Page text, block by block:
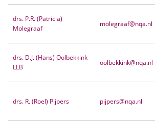
drs. P.R. (Patricia)
Molegraaf
molegraaf@nqa.nl
drs. D.J. (Hans) Oolbekkink
LLB
oolbekkink@nqa.nl
drs. R. (Roel) Pijpers pijpers@nqa.nl